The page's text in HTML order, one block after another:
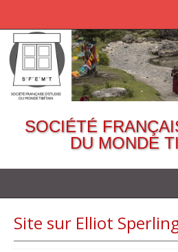
SOCIÉTÉ
DU MONDE
Site sur Elliot